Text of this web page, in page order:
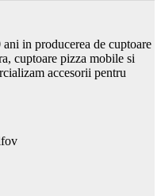
in producerea de cuptoare
cuptoare pizza mobile si
accesorii pentru